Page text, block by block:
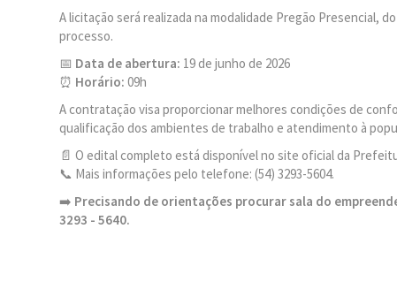
A licitação será realizada na modalidade Pregão Presencial,
processo.
📅 Data de abertura: 19 de junho de 2026
⏰ Horário: 09h
A contratação visa proporcionar melhores condições de
qualificação dos ambientes de trabalho e atendimento à
📄 O edital completo está disponível no site oficial da
📞 Mais informações pelo telefone: (54) 3293-5604.
➡️ Precisando de orientações procurar sala do
3293 - 5640.